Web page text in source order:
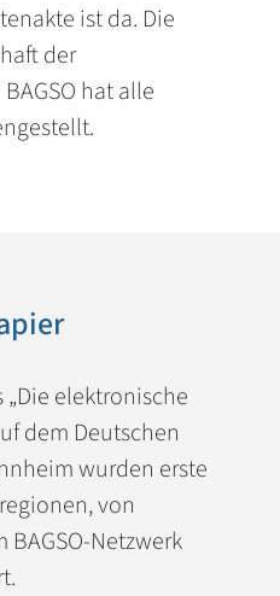
ist da. Die
der
hat alle
„Die elektronische
dem Deutschen
wurden erste
von
Netzwerk